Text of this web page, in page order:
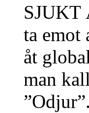
SJUKT
ta emot
åt
man
”Odjur”.